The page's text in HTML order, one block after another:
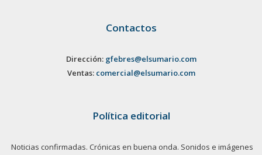
Contactos
Dirección: gfebres@elsumario.com
Ventas: comercial@elsumario.com
Política editorial
Noticias confirmadas. Crónicas en buena onda. Sonidos e imágenes